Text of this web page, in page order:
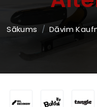
Sākums Dāvim